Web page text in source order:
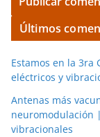
Últimos
Estamos en la 3ra
eléctricos y
Antenas más
neuromodulación
vibracionales